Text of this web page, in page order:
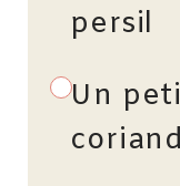
persil
Un